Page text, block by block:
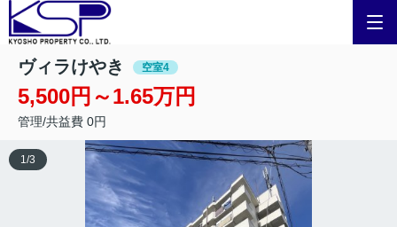
ヴィラけやき 空室4
5,500円～1.65万円
管理/共益費 0円
1/3